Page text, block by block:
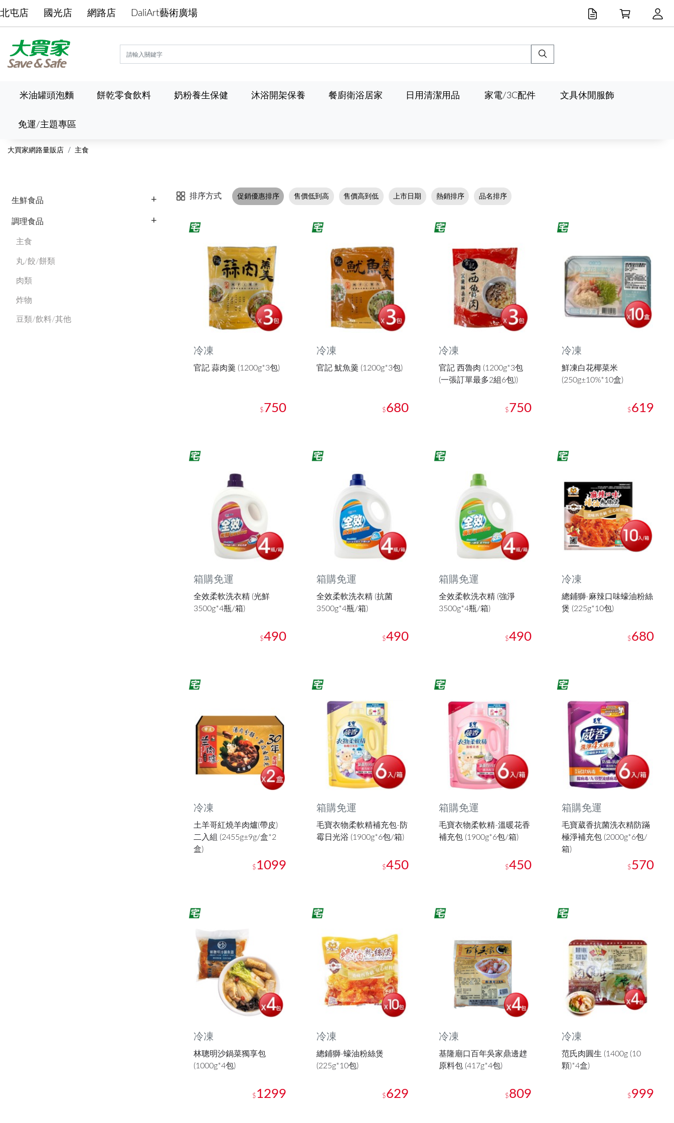
北屯店 國光店 網路店 DaliArt藝術廣場
米油罐頭泡麵 餅乾零食飲料 奶粉養生保健 沐浴開架保養 餐廚衛浴居家 日用清潔用品 家電/3C配件 文具休閒服飾
免運/主題專區
大買家網路量販店 主食
生鮮食品
調理食品
主食
丸/餃/餅類
肉類
炸物
豆類/飲料/其他
排序方式 促銷優惠排序 售價低到高 售價高到低 上市日期 熱銷排序 品名排序
冷凍
官記 蒜肉羹 (1200g*3包)
$750
冷凍
官記 魷魚羹 (1200g*3包)
$680
冷凍
官記 西魯肉 (1200g*3包
(一張訂單最多2組6包))
$750
冷凍
鮮凍白花椰菜米
(250g±10%*10盒)
$619
箱購免運
全效柔軟洗衣精 (光鮮
3500g*4瓶/箱)
$490
箱購免運
全效柔軟洗衣精 (抗菌
3500g*4瓶/箱)
$490
箱購免運
全效柔軟洗衣精 (強淨
3500g*4瓶/箱)
$490
冷凍
總鋪獅-麻辣口味蠔油粉絲
煲 (225g*10包)
$680
冷凍
土羊哥紅燒羊肉爐(帶皮)
二入組 (2455g±9g/盒*2
盒)
$ 1099
箱購免運
毛寶衣物柔軟精補充包-防
霉日光浴 (1900g*6包/箱)
$450
箱購免運
毛寶衣物柔軟精-溫暖花香
補充包 (1900g*6包/箱)
$450
箱購免運
毛寶葳香抗菌洗衣精防蹣
極淨補充包 (2000g*6包/
箱)
$570
冷凍
林聰明沙鍋菜獨享包
(1000g*4包)
$ 1299
冷凍
總鋪獅-蠔油粉絲煲
(225g*10包)
$629
冷凍
基隆廟口百年吳家鼎邊趖
原料包 (417g*4包)
$809
冷凍
范氏肉圓生 (1400g (10
顆)*4盒)
$999